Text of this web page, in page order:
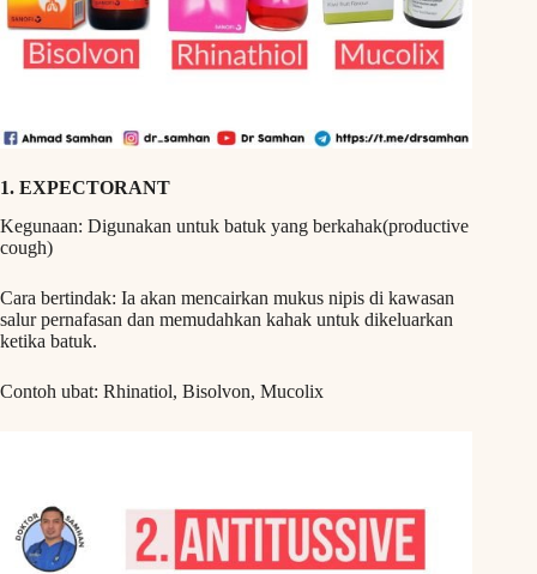
1. EXPECTORANT
Kegunaan: Digunakan untuk batuk yang berkahak(productive
cough)
Cara bertindak: Ia akan mencairkan mukus nipis di kawasan
salur pernafasan dan memudahkan kahak untuk dikeluarkan
ketika batuk.
Contoh ubat: Rhinatiol, Bisolvon, Mucolix